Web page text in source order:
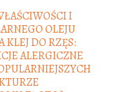
I
OLEJU
KLEJ DO RZĘS:
ALERGICZNE